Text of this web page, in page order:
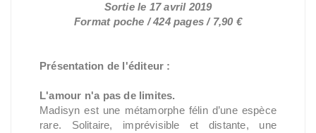
Sortie le 17 avril 2019
Format poche / 424 pages / 7,90 €
Présentation de l'éditeur :
L'amour n'a pas de limites.
Madisyn est une métamorphe félin d’une espèce
rare. Solitaire, imprévisible et distante, une